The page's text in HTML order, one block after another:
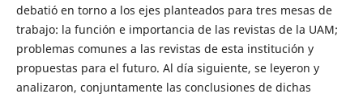
debatió en torno a los ejes planteados para tres mesas de
trabajo: la función e importancia de las revistas de la UAM;
problemas comunes a las revistas de esta institución y
propuestas para el futuro. Al día siguiente, se leyeron y
analizaron, conjuntamente las conclusiones de dichas